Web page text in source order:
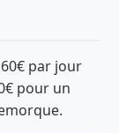
par jour
pour un